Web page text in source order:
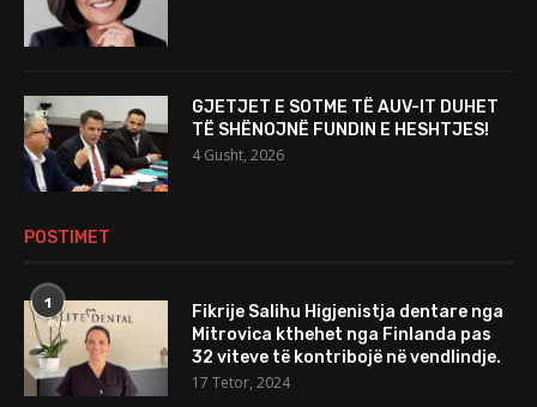
GJETJET E SOTME TË AUV-IT DUHET
TË SHËNOJNË FUNDIN E HESHTJES!
4 Gusht, 2026
POSTIMET
1
Fikrije Salihu Higjenistja dentare nga
Mitrovica kthehet nga Finlanda pas
32 viteve të kontribojë në vendlindje.
17 Tetor, 2024